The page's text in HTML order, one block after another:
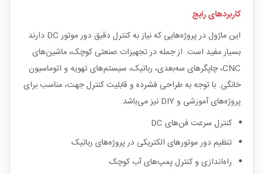
کاربردهای رایج
این ماژول در پروژه‌هایی که نیاز به کنترل دقیق دور موتور DC دارند
بسیار مفید است. از جمله در تجهیزات صنعتی کوچک، ماشین‌های
CNC، چاپگرهای سه‌بعدی، رباتیک، سیستم‌های تهویه و اتوماسیون
خانگی. با توجه به طراحی فشرده و قابلیت کنترل جهت، مناسب برای
پروژه‌های آموزشی و DIY نیز می‌باشد.
کنترل سرعت فن‌های DC
تنظیم دور موتورهای الکتریکی در پروژه‌های رباتیک
راه‌اندازی و کنترل پمپ‌های آب کوچک